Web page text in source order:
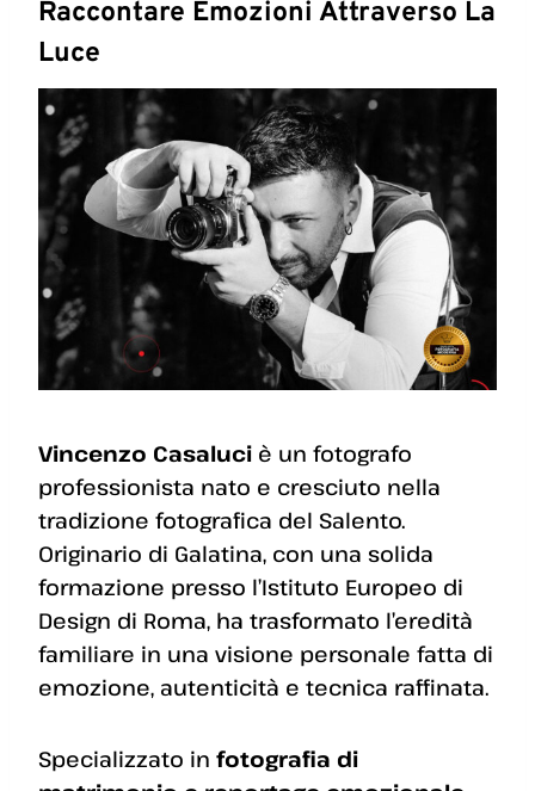
Raccontare Emozioni Attraverso La
Luce
Vincenzo Casaluci è un fotografo
professionista nato e cresciuto nella
tradizione fotografica del Salento.
Originario di Galatina, con una solida
formazione presso l’Istituto Europeo di
Design di Roma, ha trasformato l’eredità
familiare in una visione personale fatta di
emozione, autenticità e tecnica raffinata.
Specializzato in fotografia di